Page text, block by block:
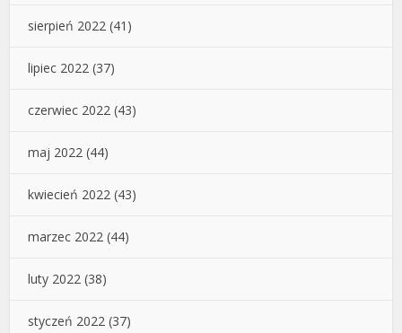
sierpień 2022 (41)
lipiec 2022 (37)
czerwiec 2022 (43)
maj 2022 (44)
kwiecień 2022 (43)
marzec 2022 (44)
luty 2022 (38)
styczeń 2022 (37)